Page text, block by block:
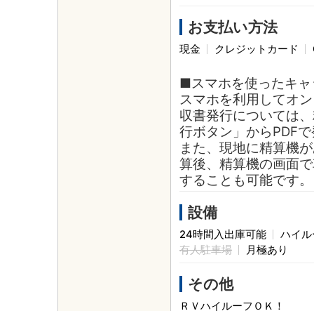
お支払い方法
現金 クレジットカード
■スマホを使ったキ
スマホを利用してオ
収書発行については
行ボタン」からPDF
また、現地に精算機
算後、精算機の画面
することも可能です。
設備
24時間入出庫可能
ハイ
有人駐車場
月極あり
その他
ＲＶハイルーフＯＫ！